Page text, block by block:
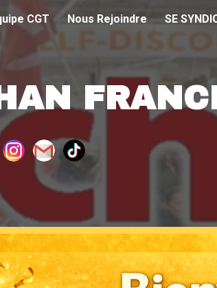
Skip to
CGT Nous Rejoindre SE